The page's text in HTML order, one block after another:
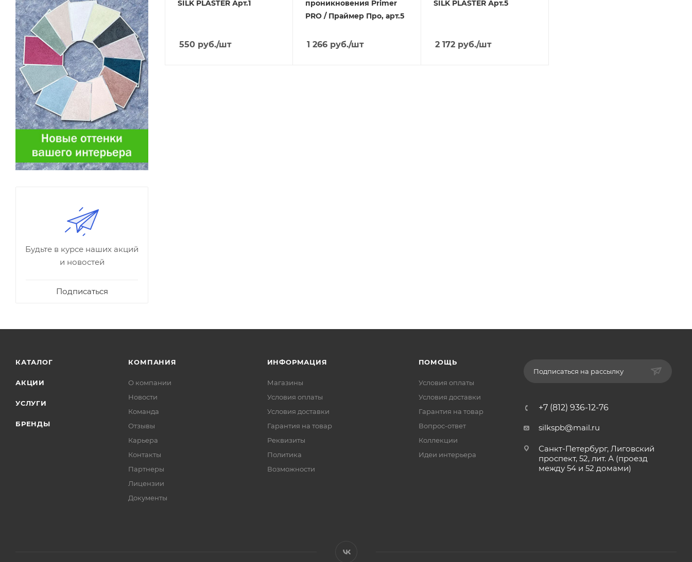
SILK PLASTER Арт.1
550 руб./шт
проникновения Primer
PRO / Праймер Про, арт.5
1 266 руб./шт
SILK PLASTER Арт.5
2 172руб./шт
Будьте в курсе наших акций
и новостей
Подписаться
КАТАЛОГ
АКЦИИ
УСЛУГИ
БРЕНДЫ
КОМПАНИЯ
О компании
Новости
Команда
Отзывы
Карьера
Контакты
Партнеры
Лицензии
Документы
ИНФОРМАЦИЯ
Магазины
Условия оплаты
Условия доставки
Гарантия на товар
Реквизиты
Политика
Возможности
ПОМОЩЬ
Условия оплаты
Условия доставки
Гарантия на товар
Вопрос-ответ
Коллекции
Идеи интерьера
Подписаться на рассылку
+7 (812) 936-12-76
silkspb@mail.ru
Санкт-Петербург, Лиговский
проспект, 52, лит. А (проезд
между 54 и 52 домами)